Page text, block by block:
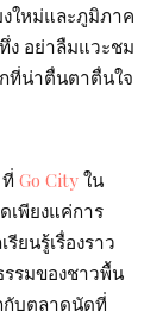
ใหม่และภูมิภาค
ง อย่าลืมแวะชม
ที่น่าตื่นตาตื่นใจ
Go Cityใน
เพียงแค่การ
ยนรู้เรื่องราว
รมของชาวพื้น
กับตลาดนัดที่